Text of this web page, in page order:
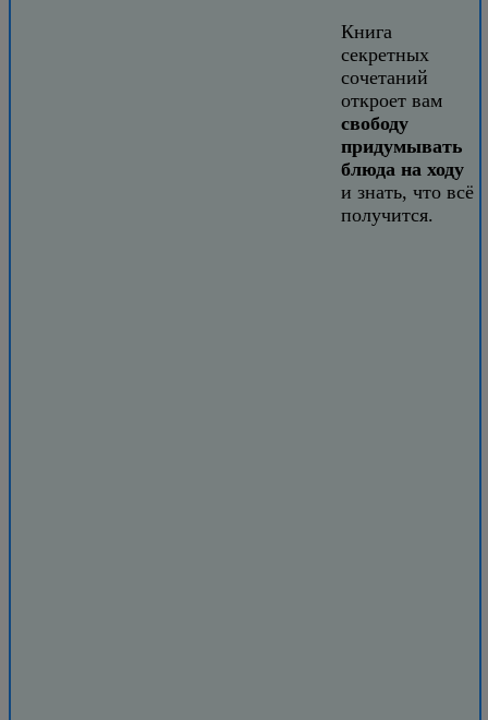
Книга
секретных
сочетаний
откроет вам
свободу
придумывать
блюда на ходу
и знать, что всё
получится.